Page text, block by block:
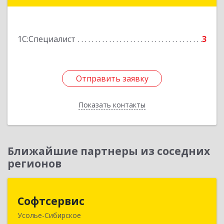
1С:Специалист 3
Отправить заявку
Показать контакты
Отправить заявку
Назад
Ближайшие партнеры из соседних
регионов
Софтсервис
Усолье-Сибирское
665451, Иркутская обл, Усолье-Сибирское г,